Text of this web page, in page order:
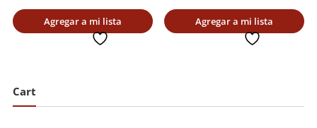
Agregar a mi lista
Agregar a mi lista
Cart